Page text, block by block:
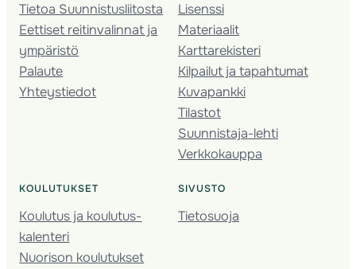
Tietoa Suunnistusliitosta
Eettiset reitinvalinnat ja
ympäristö
Palaute
Yhteystiedot
Lisenssi
Materiaalit
Karttarekisteri
Kilpailut ja tapahtumat
Kuvapankki
Tilastot
Suunnistaja-lehti
Verkkokauppa
KOULUTUKSET
Koulutus ja koulutus­
kalenteri
Nuorison koulutukset
SIVUSTO
Tietosuoja